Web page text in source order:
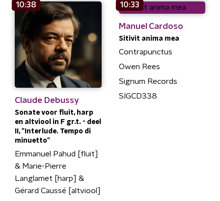
10:38
Claude Debussy
Sonate voor fluit, harp
en altviool in F gr.t. - deel
II, "Interlude. Tempo di
minuetto"
Emmanuel Pahud [fluit]
& Marie-Pierre
Langlamet [harp] &
Gérard Caussé [altviool]
10:33
Manuel Cardoso
Sitivit anima mea
Contrapunctus
Owen Rees
Signum Records
SIGCD338